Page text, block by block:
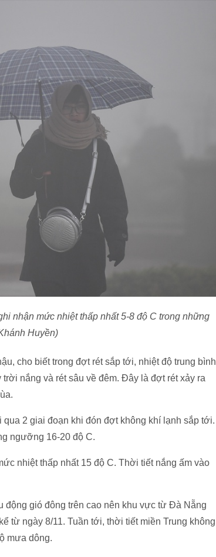
nhận mức nhiệt thấp nhất 5-8 độ C trong những
Huyền)
cho biết trong đợt rét sắp tới, nhiệt độ trung bình
nắng và rét sâu về đêm. Đây là đợt rét xảy ra
2 giai đoạn khi đón đợt không khí lạnh sắp tới.
ngưỡng 16-20 độ C.
nhiệt thấp nhất 15 độ C. Thời tiết nắng ấm vào
gió đông trên cao nên khu vực từ Đà Nẵng
từ ngày 8/11. Tuần tới, thời tiết miền Trung không
mưa dông.